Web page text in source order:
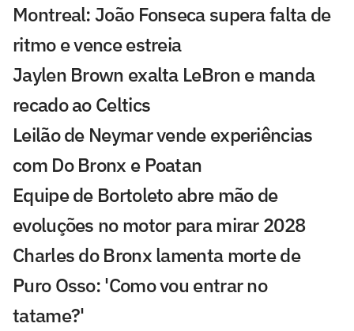
Montreal: João Fonseca supera falta de
ritmo e vence estreia
Jaylen Brown exalta LeBron e manda
recado ao Celtics
Leilão de Neymar vende experiências
com Do Bronx e Poatan
Equipe de Bortoleto abre mão de
evoluções no motor para mirar 2028
Charles do Bronx lamenta morte de
Puro Osso: 'Como vou entrar no
tatame?'